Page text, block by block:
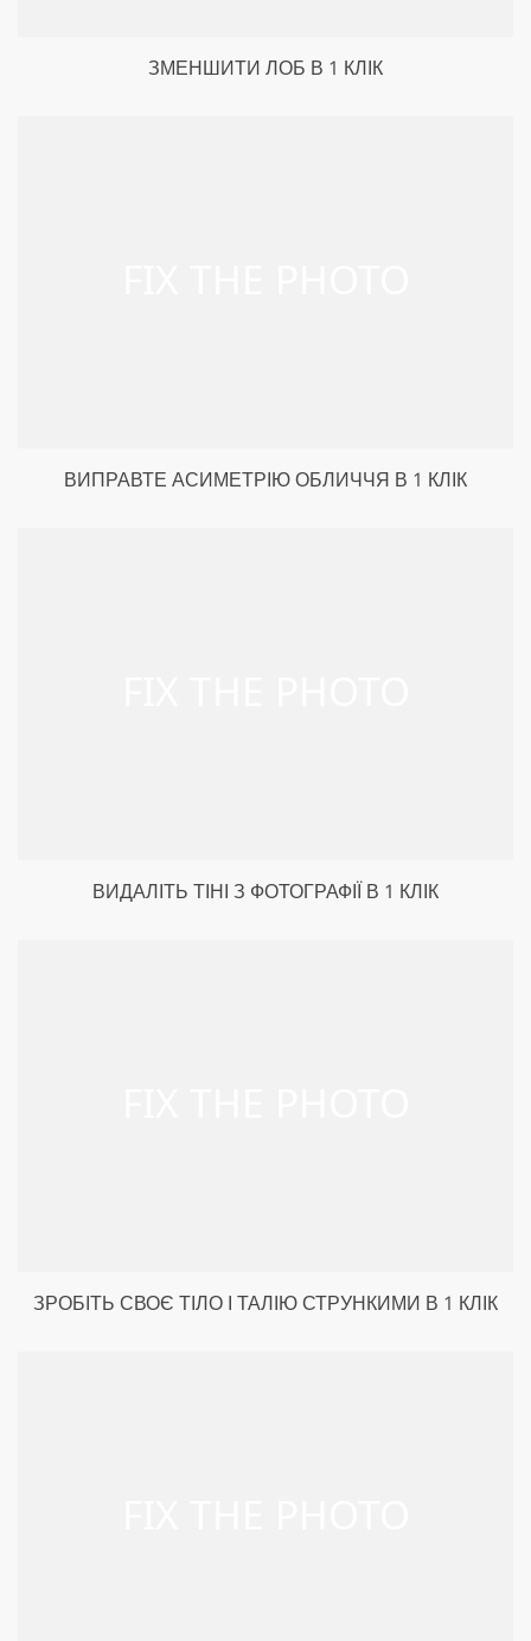
ЗМЕНШИТИ ЛОБ В 1 КЛІК
ВИПРАВТЕ АСИМЕТРІЮ ОБЛИЧЧЯ В 1 КЛІК
ВИДАЛІТЬ ТІНІ З ФОТОГРАФІЇ В 1 КЛІК
ЗРОБІТЬ СВОЄ ТІЛО І ТАЛІЮ СТРУНКИМИ В 1 КЛІК